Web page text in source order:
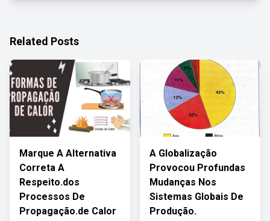
Related Posts
Marque A Alternativa
Correta A
Respeito.dos
Processos De
Propagação.de Calor
A Globalização
Provocou Profundas
Mudanças Nos
Sistemas Globais De
Produção.